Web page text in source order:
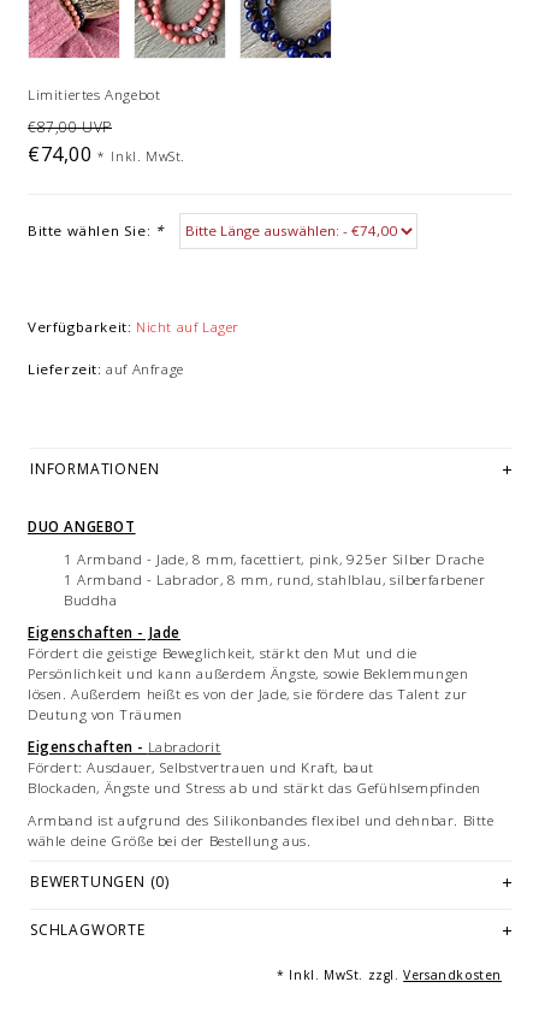
Limitiertes Angebot
€87,00 UVP
€74,00* Inkl. MwSt.
Bitte wählen Sie: *
Verfügbarkeit: Nicht auf Lager
Lieferzeit: auf Anfrage
INFORMATIONEN
DUO ANGEBOT
1 Armband - Jade, 8 mm, facettiert, pink, 925er Silber Drache
1 Armband - Labrador, 8 mm, rund, stahlblau, silberfarbener
Buddha
Eigenschaften - Jade
Fördert die geistige Beweglichkeit, stärkt den Mut und die
Persönlichkeit und kann außerdem Ängste, sowie Beklemmungen
lösen. Außerdem heißt es von der Jade, sie fördere das Talent zur
Deutung von Träumen
Eigenschaften - Labradorit
Fördert: Ausdauer, Selbstvertrauen und Kraft, baut
Blockaden, Ängste und Stress ab und stärkt das Gefühlsempfinden
Armband ist aufgrund des Silikonbandes flexibel und dehnbar. Bitte
wähle deine Größe bei der Bestellung aus.
Jedes Armband ist ein handgemachtes Unikat - hergestellt in
Bilddarstellung: beispielhafte Aufnahmen von Armbändern von 20 cm
dienen der Vermarktung und sind nicht Angebotsbestandteil.
BEWERTUNGEN (0)
SCHLAGWORTE
* Inkl. MwSt. zzgl.Versandkosten